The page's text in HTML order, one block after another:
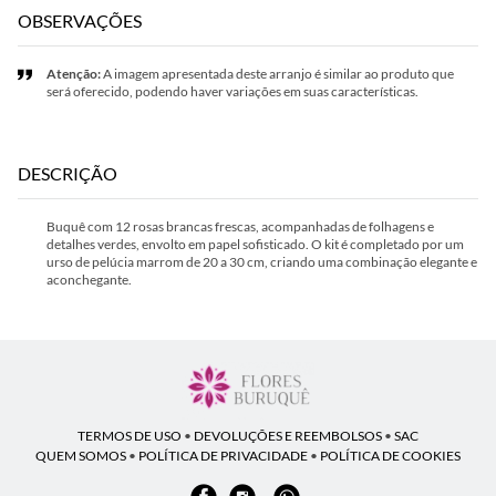
OBSERVAÇÕES
Atenção:A imagem apresentada deste arranjo é similar ao produto que
será oferecido, podendo haver variações em suas características.
DESCRIÇÃO
Buquê com 12 rosas brancas frescas, acompanhadas de folhagens e
detalhes verdes, envolto em papel sofisticado. O kit é completado por um
urso de pelúcia marrom de 20 a 30 cm, criando uma combinação elegante e
aconchegante.
TERMOS DE USO • DEVOLUÇÕES E REEMBOLSOS • SAC
QUEM SOMOS • POLÍTICA DE PRIVACIDADE • POLÍTICA DE COOKIES